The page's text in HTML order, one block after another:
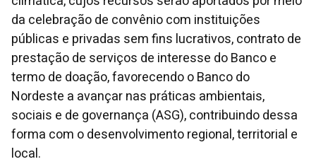
da celebração de convênio com instituições
públicas e privadas sem fins lucrativos, contrato de
prestação de serviços de interesse do Banco e
termo de doação, favorecendo o Banco do
Nordeste a avançar nas práticas ambientais,
sociais e de governança (ASG), contribuindo dessa
forma com o desenvolvimento regional, territorial e
local.